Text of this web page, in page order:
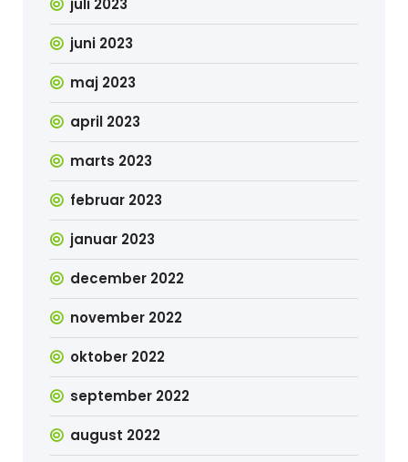
juli 2023
juni 2023
maj 2023
april 2023
marts 2023
februar 2023
januar 2023
december 2022
november 2022
oktober 2022
september 2022
august 2022